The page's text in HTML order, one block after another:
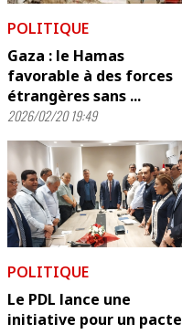
POLITIQUE
Gaza : le Hamas
favorable à des forces
étrangères sans ...
2026/02/20 19:49
POLITIQUE
Le PDL lance une
initiative pour un pacte